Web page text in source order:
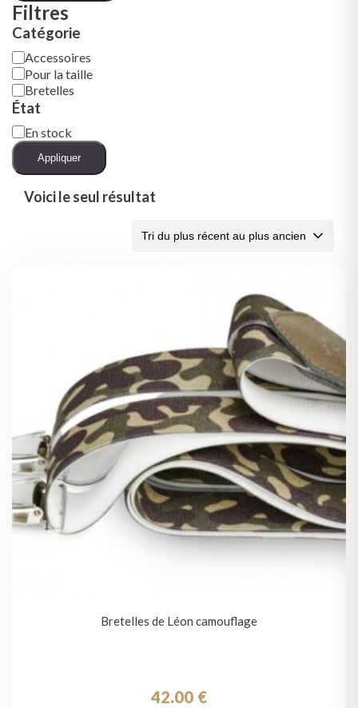
Voici le seul résultat
Bretelles de Léon camouflage
42.00 €
Filtres
Catégorie
Accessoires
Pour la taille
Bretelles
État
En stock
Appliquer